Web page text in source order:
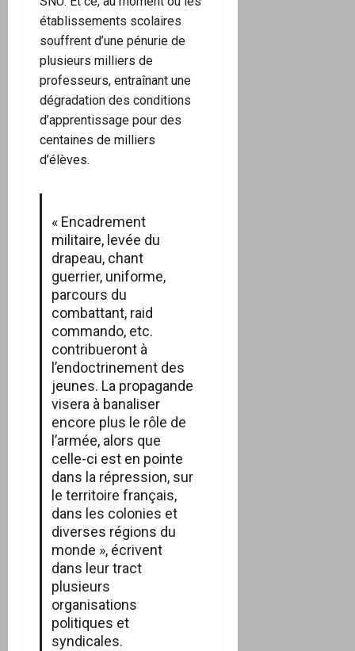
établissements scolaires
souffrent d’une pénurie de
plusieurs milliers de
professeurs, entraînant une
dégradation des conditions
d’apprentissage pour des
centaines de milliers
d’élèves.
« Encadrement
militaire, levée du
drapeau, chant
guerrier, uniforme,
parcours du
combattant, raid
commando, etc.
contribueront à
l’endoctrinement des
jeunes. La propagande
visera à banaliser
encore plus le rôle de
l’armée, alors que
celle-ci est en pointe
dans la répression, sur
le territoire français,
dans les colonies et
diverses régions du
monde », écrivent
dans leur tract
plusieurs
organisations
politiques et
syndicales.